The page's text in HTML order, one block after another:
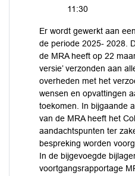
11:30
Er wordt gewerkt aan
de periode 2025- 2028.
de MRA heeft op 22
versie’ verzonden aan
overheden met het
wensen en opvattingen
toekomen. In bijgaande
van de MRA heeft het
aandachtspunten ter
bespreking worden
In de bijgevoegde
voortgangsrapportage